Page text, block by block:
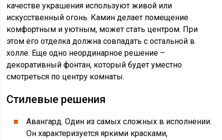
качестве украшения используют живой или
искусственный огонь. Камин делает помещение
комфортным и уютным, может стать центром. При
этом его отделка должна совпадать с остальной в
холле. Еще одно неординарное решение –
декоративный фонтан, который будет уместно
смотреться по центру комнаты.
Стилевые решения
Авангард. Один из самых сложных в исполнении.
Он характеризуется яркими красками,